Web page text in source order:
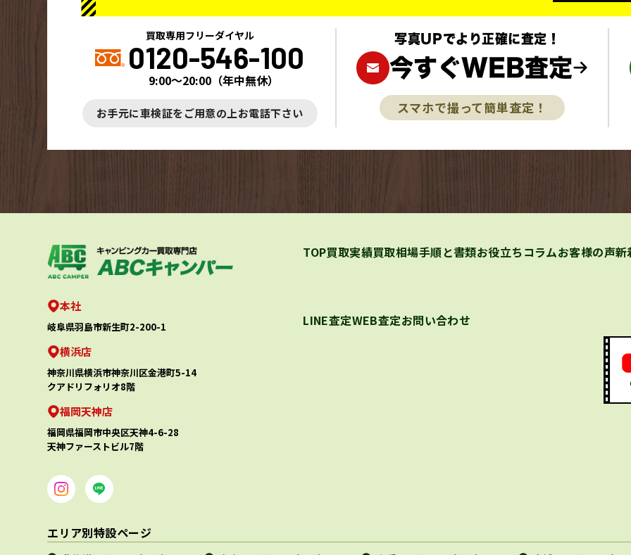
買取専用フリーダイヤル
0120-546-100
9:00～20:00 （年中無休）
お手元に車検証をご用意の上お電話下さい
写真UPでより正確に査定！
今すぐWEB査定
スマホで撮って簡単査定！
本社
岐阜県羽島市新生町2-200-1
横浜店
神奈川県横浜市神奈川区金港町5-14
クアドリフォリオ8階
福岡天神店
福岡県福岡市中央区天神4-6-28
天神ファーストビル7階
TOP買取実績買取相場手順と書類お役立ちコラムお客様の声新
LINE査定WEB査定お問い合わせ
エリア別特設ページ